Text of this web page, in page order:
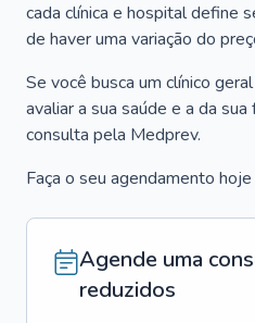
cada clínica e hospital define
de haver uma variação do
Se você busca um clínico
avaliar a sua saúde e a da sua
consulta pela Medprev.
Faça o seu agendamento
Agende uma
reduzidos